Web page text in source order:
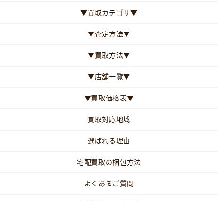
▼買取カテゴリ▼
▼査定方法▼
▼買取方法▼
▼店舗一覧▼
▼買取価格表▼
買取対応地域
選ばれる理由
宅配買取の梱包方法
よくあるご質問